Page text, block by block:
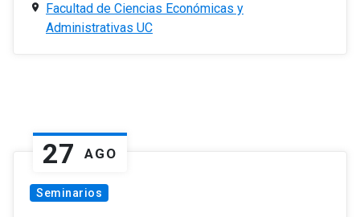
Facultad de Ciencias Económicas y
Administrativas UC
27 AGO
Seminarios